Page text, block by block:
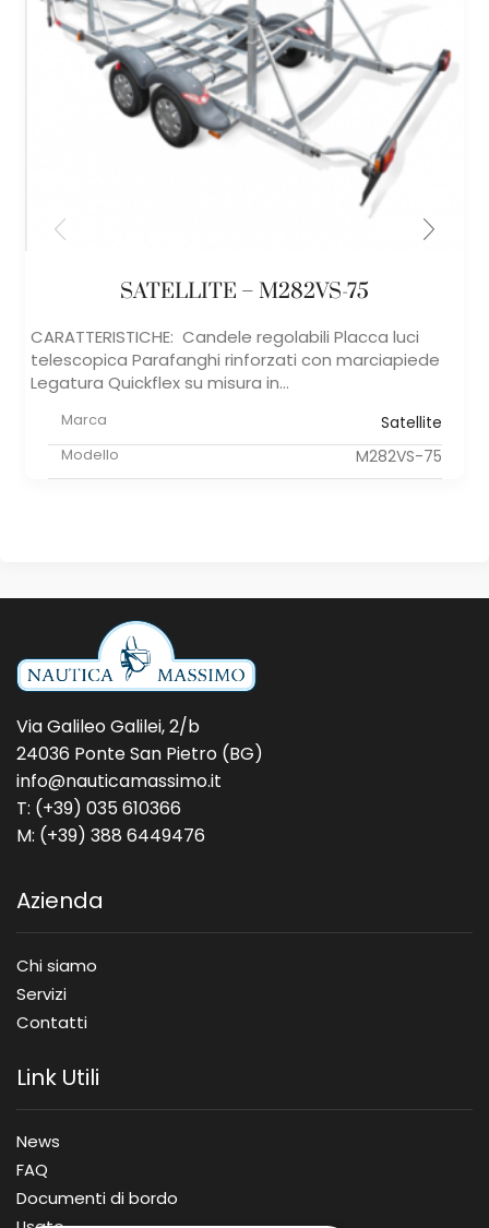
SATELLITE – M282VS-75
CARATTERISTICHE: Candele regolabili Placca luci
telescopica Parafanghi rinforzati con marciapiede
Legatura Quickflex su misura in...
Marca Satellite
Modello M282VS-75
Via Galileo Galilei, 2/b
24036 Ponte San Pietro (BG)
info@nauticamassimo.it
T: (+39) 035 610366
M: (+39) 388 6449476
Azienda
Chi siamo
Servizi
Contatti
Link Utili
News
FAQ
Documenti di bordo